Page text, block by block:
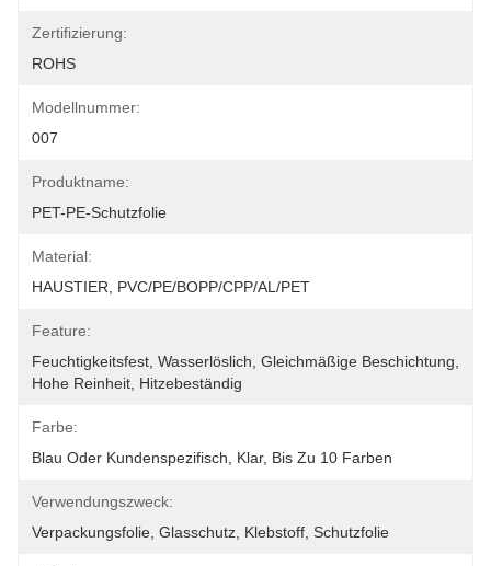
Zertifizierung:
ROHS
Modellnummer:
007
Produktname:
PET-PE-Schutzfolie
Material:
HAUSTIER, PVC/PE/BOPP/CPP/AL/PET
Feature:
Feuchtigkeitsfest, Wasserlöslich, Gleichmäßige Beschichtung,
Hohe Reinheit, Hitzebeständig
Farbe:
Blau Oder Kundenspezifisch, Klar, Bis Zu 10 Farben
Verwendungszweck:
Verpackungsfolie, Glasschutz, Klebstoff, Schutzfolie